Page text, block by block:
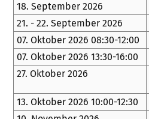
18. September 2026
21. - 22. September 2026
07. Oktober 2026 08:30-12:00
07. Oktober 2026 13:30-16:00
27. Oktober 2026
13. Oktober 2026 10:00-12:30